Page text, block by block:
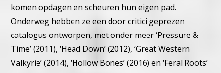
komen opdagen en scheuren hun eigen pad.
Onderweg hebben ze een door critici geprezen
catalogus ontworpen, met onder meer ‘Pressure &
Time’ (2011), ‘Head Down’ (2012), ‘Great Western
Valkyrie’ (2014), ‘Hollow Bones’ (2016) en ‘Feral Roots’